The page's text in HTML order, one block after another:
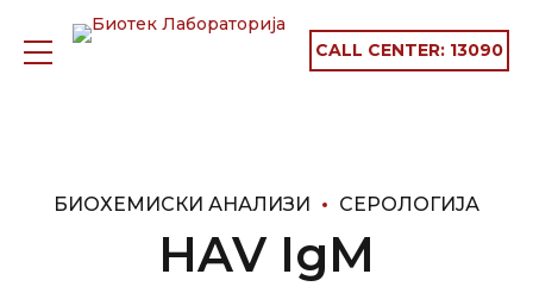
CALL CENTER: 13090
БИОХЕМИСКИ АНАЛИЗИ СЕРОЛОГИЈА
HAV IgM